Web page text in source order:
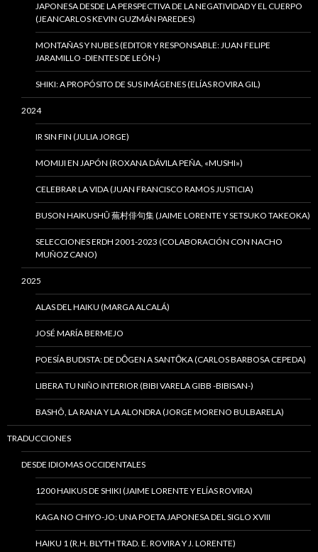
JAPONESA DESDE LA PERSPECTIVA DE LA NEGATIVIDAD Y EL CUERPO
(JEANCARLOS KEVIN GUZMÁN PAREDES)
MONTAÑAS Y NUBES (EDITOR Y RESPONSABLE: JUAN FELIPE
JARAMILLO -DIENTES DE LEÓN-)
SHIKI: A PROPÓSITO DE SUS IMÁGENES (ELÍAS ROVIRA GIL)
2024
IR SIN FIN (JULIA JORGE)
MOMIJI EN JAPÓN (ROXANA DÁVILA PEÑA, «MUSHI»)
CELEBRAR LA VIDA (JUAN FRANCISCO RAMOS JUSTICIA)
BUSON HAIKUSHÛ 蕪村俳句集 (JAIME LORENTE Y SETSUKO TAKEOKA)
SELECCIONES ERDH 2001-2023 (COLABORACIÓN CON NACHO
MUÑOZ CANO)
2025
ALAS DEL HAIKU (MARGA ALCALÁ)
JOSÉ MARÍA BERMEJO
POESÍA BUDISTA: DE DŌGEN A SANTŌKA (CARLOS BARBOSA CEPEDA)
LIBERA TU NIÑO INTERIOR (BIBI VARELA GIBB -BIBISAN-)
BASHÔ, LA RANA Y LA ALONDRA (JORGE MORENO BULBARELA)
TRADUCCIONES
DESDE IDIOMAS OCCIDENTALES
1200 HAIKUS DE SHIKI (JAIME LORENTE Y ELÍAS ROVIRA)
KAGA NO CHIYO-JO: UNA POETA JAPONESA DEL SIGLO XVIII
HAIKU 1 (R.H. BLYTH TRAD. E. ROVIRA Y J. LORENTE)